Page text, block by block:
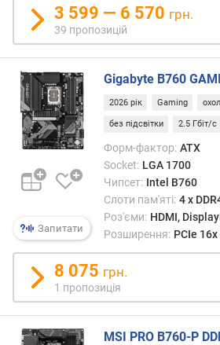
M
.
2
U
2
р
о
'
є
(
ш
т
.
)
р
о
3 599 — 6 570 грн.
39 пропозицій
Запитати
Gigabyte B760
2026 рік Gaming
без підсвітки 2.5 Гбіт/с
Форм-фактор: ATX
Socket: LGA 1700
Чипсет: Intel B760
Слоти пам'яті: 4 х
Роз'єми: HDMI,
Розширення: PCIe
8 075 грн.
1 пропозиція
MSI PRO B760-P